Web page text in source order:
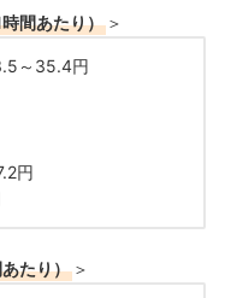
間あたり） ＞
～35.4円
円
たり） ＞